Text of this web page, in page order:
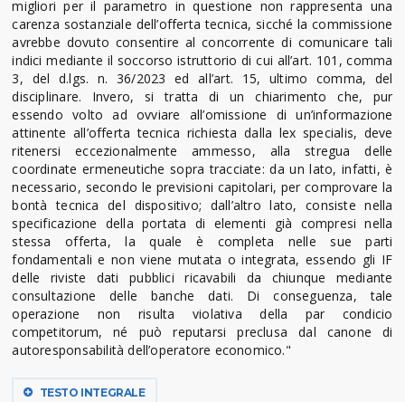
migliori per il parametro in questione non rappresenta una
carenza sostanziale dell’offerta tecnica, sicché la commissione
avrebbe dovuto consentire al concorrente di comunicare tali
indici mediante il soccorso istruttorio di cui all’art. 101, comma
3, del d.lgs. n. 36/2023 ed all’art. 15, ultimo comma, del
disciplinare. Invero, si tratta di un chiarimento che, pur
essendo volto ad ovviare all’omissione di un’informazione
attinente all’offerta tecnica richiesta dalla lex specialis, deve
ritenersi eccezionalmente ammesso, alla stregua delle
coordinate ermeneutiche sopra tracciate: da un lato, infatti, è
necessario, secondo le previsioni capitolari, per comprovare la
bontà tecnica del dispositivo; dall’altro lato, consiste nella
specificazione della portata di elementi già compresi nella
stessa offerta, la quale è completa nelle sue parti
fondamentali e non viene mutata o integrata, essendo gli IF
delle riviste dati pubblici ricavabili da chiunque mediante
consultazione delle banche dati. Di conseguenza, tale
operazione non risulta violativa della par condicio
competitorum, né può reputarsi preclusa dal canone di
autoresponsabilità dell’operatore economico."
TESTO INTEGRALE